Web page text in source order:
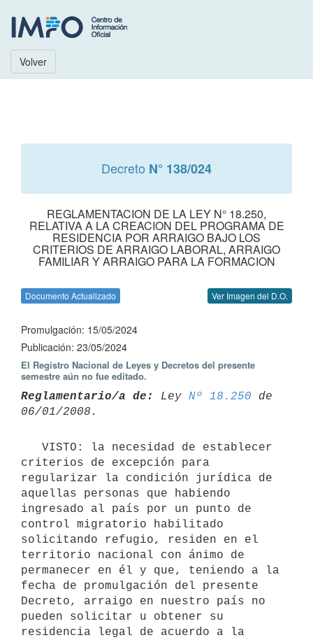
Volver
Decreto N° 138/024
REGLAMENTACION DE LA LEY N° 18.250,
RELATIVA A LA CREACION DEL PROGRAMA DE
RESIDENCIA POR ARRAIGO BAJO LOS
CRITERIOS DE ARRAIGO LABORAL, ARRAIGO
FAMILIAR Y ARRAIGO PARA LA FORMACION
Documento Actualizado Ver Imagen del D.O.
Promulgación: 15/05/2024
Publicación: 23/05/2024
El Registro Nacional de Leyes y Decretos del presente
semestre aún no fue editado.
Reglamentario/a de: Ley Nº 18.250 de
criterios de excepción para
regularizar la condición jurídica de
aquellas personas que habiendo
ingresado al país por un punto de
control migratorio habilitado
solicitando refugio, residen en el
territorio nacional con ánimo de
permanecer en él y que, teniendo a la
fecha de promulgación del presente
Decreto, arraigo en nuestro país no
pueden solicitar u obtener su
residencia legal de acuerdo a la